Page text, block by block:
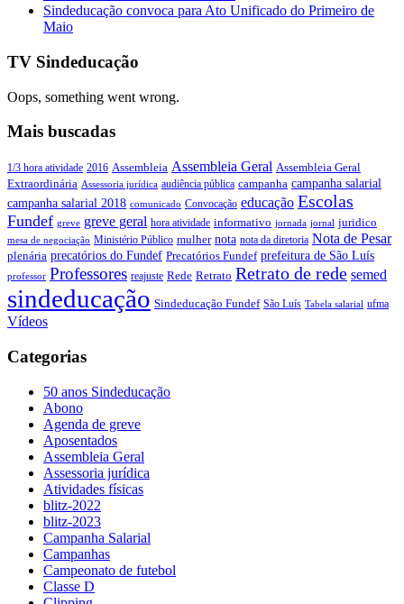
Sindeducação convoca para Ato Unificado do Primeiro de
Maio
TV Sindeducação
Oops, something went wrong.
Mais buscadas
1/3 hora atividade 2016 Assembleia Assembleia Geral Assembleia Geral
Extraordinária Assessoria jurídica audiência pública campanha campanha salarial
campanha salarial 2018 comunicado Convocação educação Escolas
Fundef greve greve geral hora atividade informativo jornada jornal juridico
mesa de negociação Ministério Público mulher nota nota da diretoria Nota de Pesar
plenária precatórios do Fundef Precatórios Fundef prefeitura de São Luís
professor Professores reajuste Rede Retrato Retrato de rede semed
sindeducação Sindeducação Fundef São Luís Tabela salarial ufma
Vídeos
Categorias
50 anos Sindeducação
Abono
Agenda de greve
Aposentados
Assembleia Geral
Assessoria jurídica
Atividades físicas
blitz-2022
blitz-2023
Campanha Salarial
Campanhas
Campeonato de futebol
Classe D